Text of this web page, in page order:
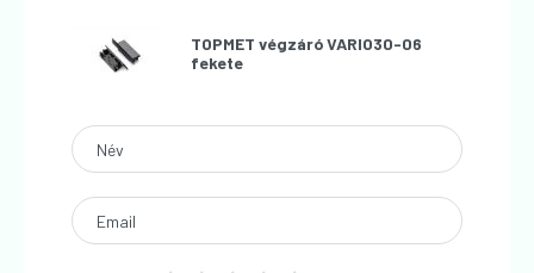
TOPMET végzáró VARIO30-06
fekete
Név
Email